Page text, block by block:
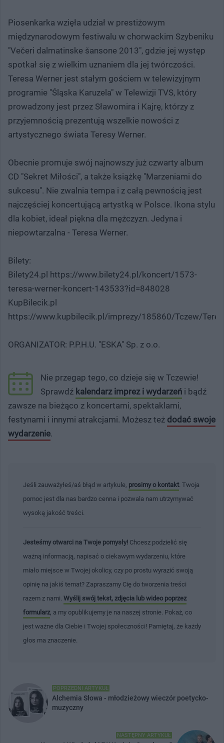
Piosenkarka wzięła udział w prestiżowym
międzynarodowym festiwalu w chorwackim Szybeniku
"Večeri dalmatinske šansone 2013", gdzie jej występ
spotkał się z wielkim uznaniem dla jej twórczości.
Teresa Werner jest stałym gościem w telewizyjnym
programie "Śląska Karuzela" w Telewizji TVS, który
prowadzony jest przez Sławomira i Kajrę, którzy z
przyjemnością prezentują wszelkie nowości z
artystycznego świata Teresy Werner.
Obecnie promuje swój najnowszy już czwarty album
CD "Sekret Miłości", a także książkę "Marzeniami do
sukcesu". Nie zwalnia tempa i z całą pewnością jest
najczęściej koncertującą artystką w Polsce. Ikona stylu
dla kobiet, ideał piękna dla mężczyzn. Jedyna i
niepowtarzalna - Teresa Werner.
Bilety:
Bilety24.pl https://www.bilety24.pl/koncert/1573-
teresa-werner-koncert-143533?id=848028
KupBilecik.pl
https://www.kupbilecik.pl/imprezy/185860/Tczew/
ORGANIZATOR: P.P.H.U. "ESKA" Sp. z o.o.
Nie przegap tego, co dzieje się w Tczewie!
Sprawdź kalendarz imprez i wydarzeń i bądź
zawsze na bieżąco z koncertami, spektaklami,
festynami i innymi atrakcjami. Możesz też dodać swoje
wydarzenie.
Jeśli zauważyłeś/aś błąd w artykule, prosimy o kontakt . Twoja
pomoc jest dla nas bardzo cenna i pozwala nam utrzymywać
wysoką jakość treści.
Jesteśmy otwarci na Twoje pomysły! Chcesz podzielić się
ważną informacją, napisać o ciekawym wydarzeniu, które
miało miejsce w Twojej okolicy, czy po prostu wyrazić swoją
opinię na jakiś temat? Zapraszamy Cię do tworzenia treści
razem z nami. Wyślij swój tekst, zdjęcia lub wideo poprzez
formularz , a my opublikujemy je na naszej stronie. Pokaż, co
jest ważne dla Ciebie i Twojej społeczności! Pamiętaj, że każdy
głos ma znaczenie.
POPRZEDNI ARTYKUŁ
Alchemia Słowa - młodzieżowy wieczór poetycko-
muzyczny
NASTĘPNY ARTYKUŁ